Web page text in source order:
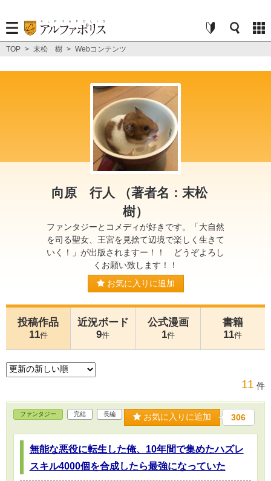
TOP > 末松 樹 > Webコンテンツ
向原 行人 （著者名：末松
樹）
ファンタジーとコメディが好きです。「大自然
を司る聖女、王宮を見捨て辺境で楽しく生きて
いく！」が出版されますー！！ どうぞよろし
くお願い致します！！
お気に入りに追加
投稿作品
11件
近況ボード
9件
公式漫画
1件
書籍
11件
11 件
ファンタジー 完結 長編 お気に入りに追加 306
無能な悪役に転生した俺、10年間で集めたハズレ
スキル4000個を合成したら最強になっていた